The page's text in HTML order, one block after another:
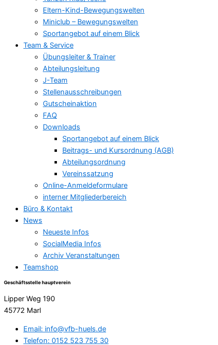
Eltern-Kind-Bewegungswelten
Miniclub – Bewegungswelten
Sportangebot auf einem Blick
Team & Service
Übungsleiter & Trainer
Abteilungsleitung
J-Team
Stellenausschreibungen
Gutscheinaktion
FAQ
Downloads
Sportangebot auf einem Blick
Beitrags- und Kursordnung (AGB)
Abteilungsordnung
Vereinssatzung
Online-Anmeldeformulare
interner Mitgliederbereich
Büro & Kontakt
News
Neueste Infos
SocialMedia Infos
Archiv Veranstaltungen
Teamshop
Geschäftsstelle hauptverein
Lipper Weg 190
45772 Marl
Email: info@vfb-huels.de
Telefon: 0152 523 755 30